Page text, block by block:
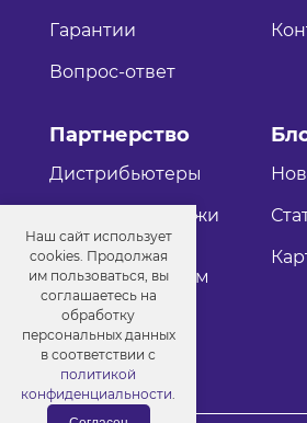
Гарантии
Вопрос-ответ
Партнерство
Дистрибьютеры
Оптовые продажи
Как стать
дистрибьютером
Наш сайт использует
cookies. Продолжая
им пользоваться, вы
соглашаетесь на
обработку
персональных данных
в соответствии с
политикой
конфиденциальности.